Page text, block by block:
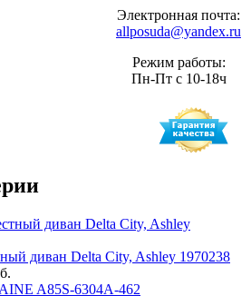
Электронная почта:
allposuda@yandex.ru
Режим работы:
Пн-Пт с 10-18ч
диван Delta City, Ashley 1970238